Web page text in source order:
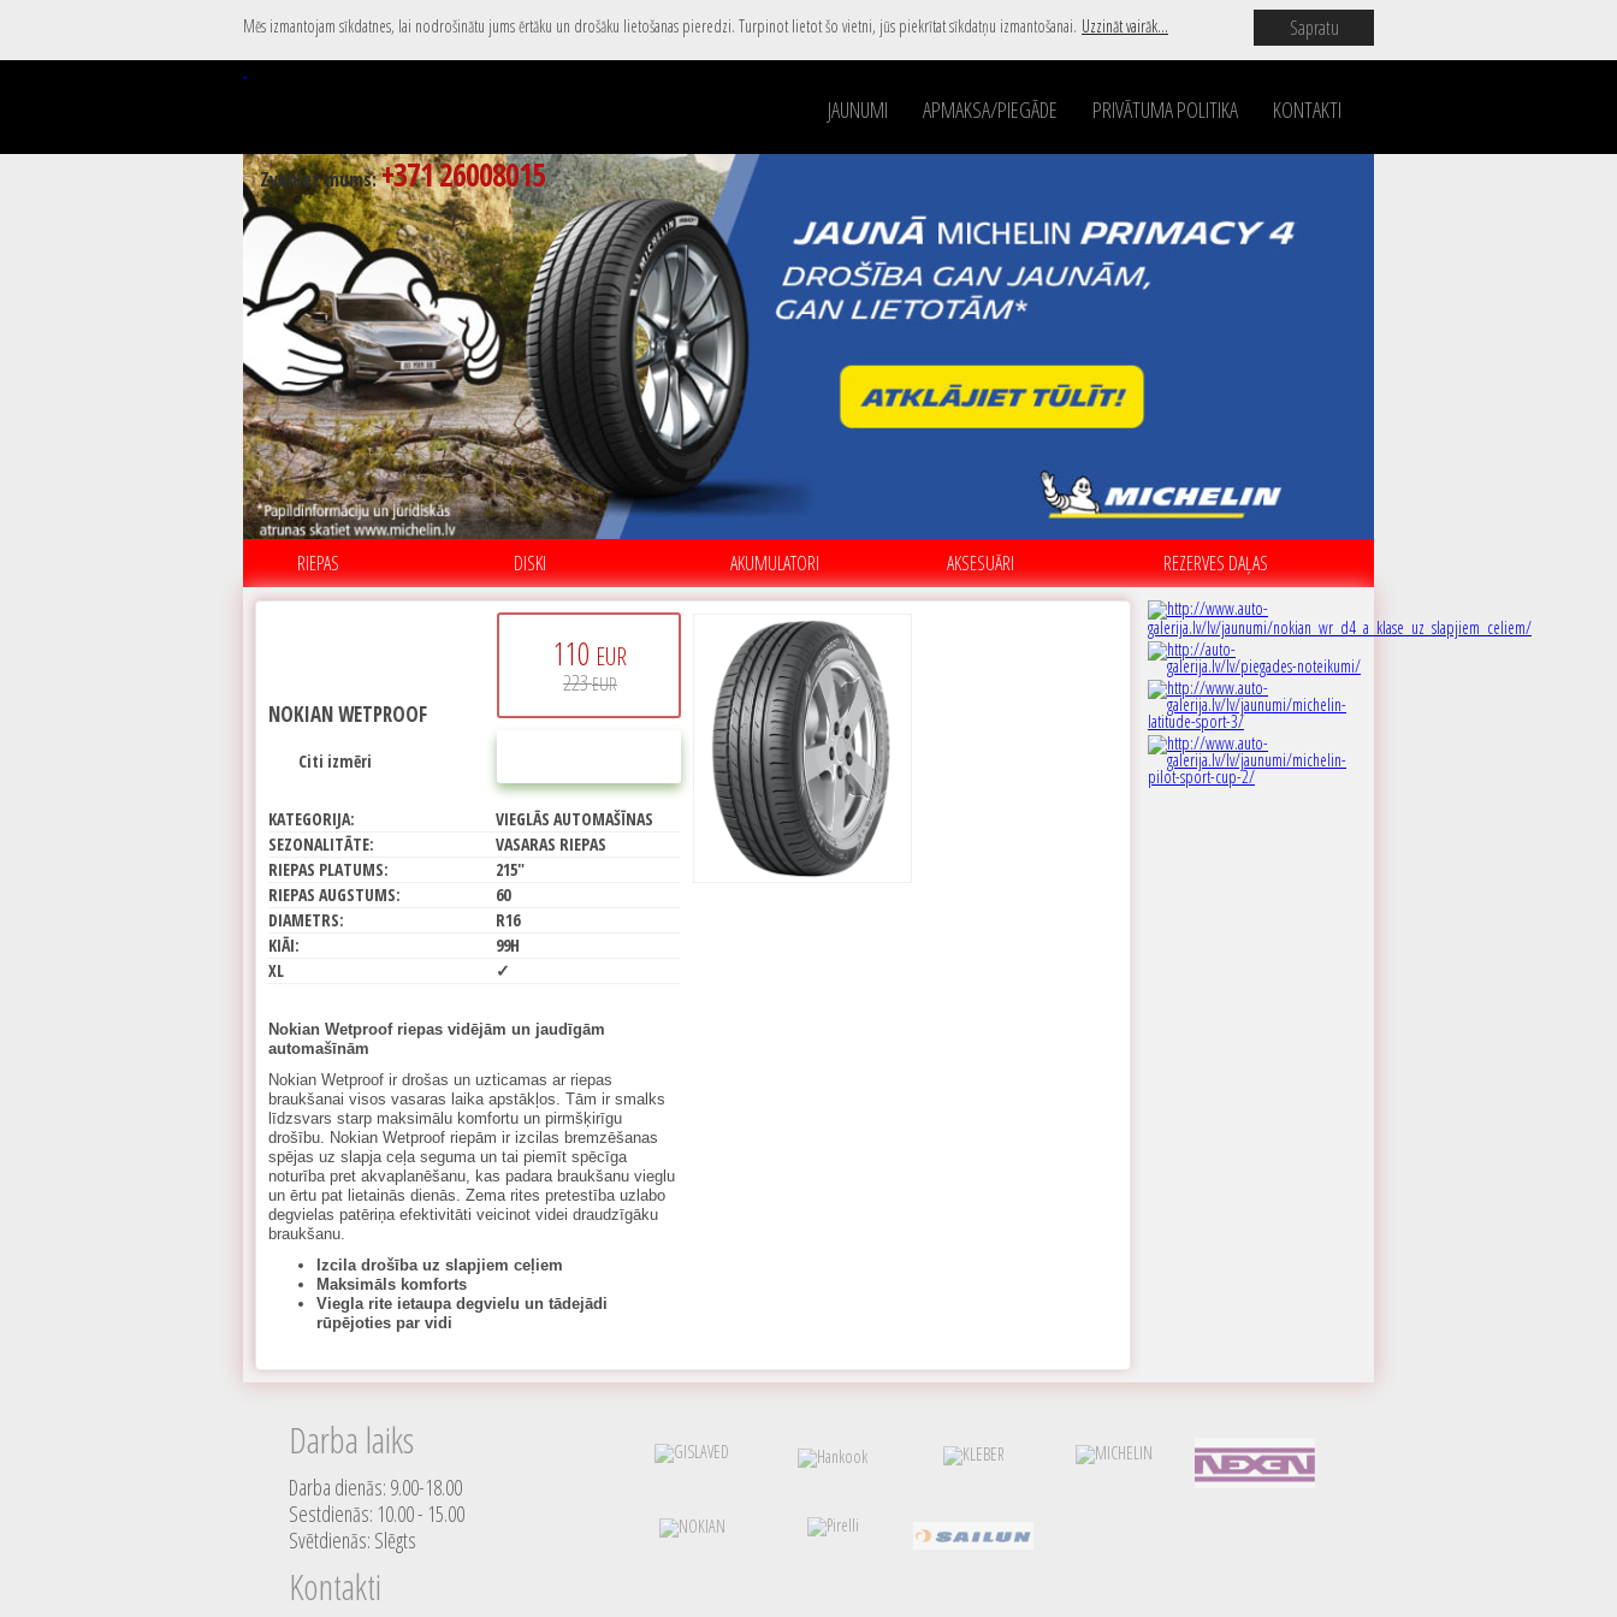
Mēs izmantojam sīkdatnes, lai nodrošinātu jums ērtāku un drošāku lietošanas pieredzi. Turpinot lietot šo vietni, jūs piekrītat sīkdatņu izmantošanai. Uzzināt vairāk... Sapratu
JAUNUMI APMAKSA/PIEGĀDE PRIVĀTUMA POLITIKA KONTAKTI
Zvaniet mums:+371 26008015
RIEPAS DISKI AKUMULATORI AKSESUĀRI REZERVES DAĻAS
110 EUR
223EUR
NOKIAN WETPROOF
Citi izmēri
KATEGORIJA:
VIEGLĀS AUTOMAŠĪNAS
SEZONALITĀTE:
VASARAS RIEPAS
RIEPAS PLATUMS:
215"
RIEPAS AUGSTUMS:
60
DIAMETRS:
R16
KIĀI:
99H
XL
✓
Nokian Wetproof riepas vidējām un jaudīgām
automašīnām
Nokian Wetproof ir drošas un uzticamas ar riepas
braukšanai visos vasaras laika apstākļos. Tām ir smalks
līdzsvars starp maksimālu komfortu un pirmšķirīgu
drošību. Nokian Wetproof riepām ir izcilas bremzēšanas
spējas uz slapja ceļa seguma un tai piemīt spēcīga
noturība pret akvaplanēšanu, kas padara braukšanu vieglu
un ērtu pat lietainās dienās. Zema rites pretestība uzlabo
degvielas patēriņa efektivitāti veicinot videi draudzīgāku
braukšanu.
Izcila drošība uz slapjiem ceļiem
Maksimāls komforts
Viegla rite ietaupa degvielu un tādejādi
rūpējoties par vidi
Darba laiks
Darba dienās: 9.00-18.00
Sestdienās: 10.00 - 15.00
Svētdienās: Slēgts
Kontakti